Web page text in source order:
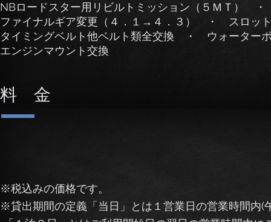
NBロードスター用リビルトミッション（５ＭＴ）
ファイナルギア変更（４．１→４．３） ・
スロッ
タイミングベルト他ベルト類全交換 ・ ウォータ
エンジンマウント交換
​料 金
※税込みの価格です。
※貸出期間の定義 「当日」とは１営業日の営業時間内